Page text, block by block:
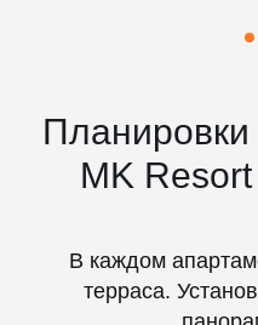
MK
В каждом
терраса.